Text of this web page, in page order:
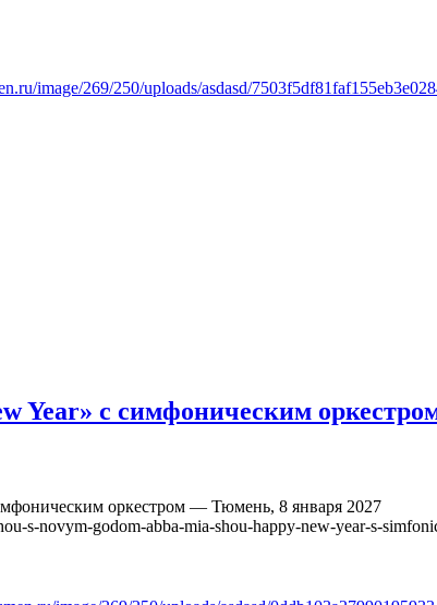
image/269/250/uploads/asdasd/
с симфоническим
оркестром — Тюмень, 8 января 2027
s-novym-godom-abba-mia-shou-happy-new-year-s-